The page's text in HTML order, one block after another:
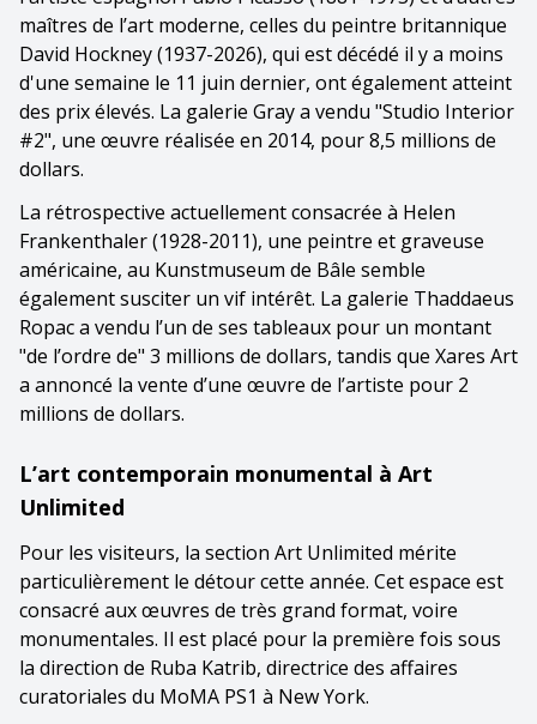
maîtres de l’art moderne, celles du peintre britannique
David Hockney (1937-2026), qui est décédé il y a moins
d'une semaine le 11 juin dernier, ont également atteint
des prix élevés. La galerie Gray a vendu "Studio Interior
#2", une œuvre réalisée en 2014, pour 8,5 millions de
dollars.
La rétrospective actuellement consacrée à Helen
Frankenthaler (1928-2011), une peintre et graveuse
américaine, au Kunstmuseum de Bâle semble
également susciter un vif intérêt. La galerie Thaddaeus
Ropac a vendu l’un de ses tableaux pour un montant
"de l’ordre de" 3 millions de dollars, tandis que Xares Art
a annoncé la vente d’une œuvre de l’artiste pour 2
millions de dollars.
L’art contemporain monumental à Art
Unlimited
Pour les visiteurs, la section Art Unlimited mérite
particulièrement le détour cette année. Cet espace est
consacré aux œuvres de très grand format, voire
monumentales. Il est placé pour la première fois sous
la direction de Ruba Katrib, directrice des affaires
curatoriales du MoMA PS1 à New York.